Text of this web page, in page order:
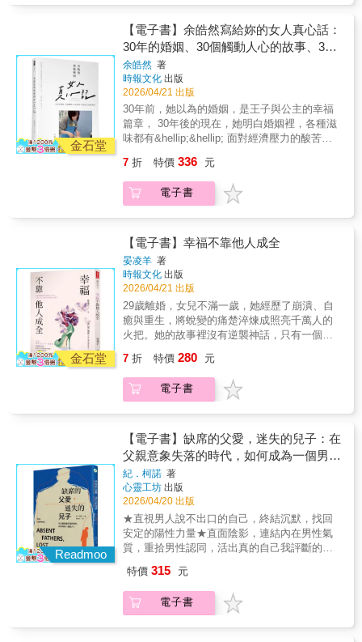
自己是對的時忍住不給予建議。◆父母都需要
學習的一項功課：在對子女說錯話或做錯事時
快點道歉，有時一、兩句真誠的道歉就能徹底
改變孩子的命運。◆與其勉強推著孩子往你覺
得對的方向走，不如相信「經驗會是更好的老
師」。◆即使不認同孩子的選擇，甚至無法贊
同，仍然可以深深地愛他們。◆孩子所置身的
文化不斷改變，父母若不知其差異，可能會忘
記自己是在完全不同的文化中長大的。◆了解
子女的文化與世代差異，有助於與孩子溝通和
孩子做出令人遺憾的選擇，不一定代表你是失
敗的父母。◆把孩子理當承受的後果拿走，就
是在把成長與改變的機會奪走。◆過度保護的
要」，但這會讓父母鼓勵孩子的依賴。◆不要
逼孩子在你與他們的新家庭之間做選擇。◆做
祖父母最棒的，就是可以不用再鑽進為人父母
的牛角尖，只把注意力放那些真正重要的事情
上。◆不管你有沒有錢留給繼承人，都要與孩
子溝通你的遺產計畫。當孩子成為大人，父母
也需要再「成長」一次！
鼓勵冷眼旁觀，而是教父母在責任歸屬清楚的
前提下給出支持、陪伴與情感上的穩定，讓孩
子知道：「你必須為自己的選擇負責，但你不
是孤單一個人。」差異愈來愈大，父母還能怎
麼愛孩子？本書不只適合成年子女的父母，也
歡迎成年子女與父母一同閱讀，享受共同理解
與對話的過程。祖父母也能從中獲益，例如學
習建立跨世代的家庭關係；而對兒童或青少年
的父母來說，本書同樣值得一讀——養育孩子
大多是為了幫助他們逐步獨立，而本書可以幫
準備。◆孩子對自己人生的想像，跟父母對他
人生的期待是不同的。◆父母在子女心目中，
會慢慢不再像子女在父母心目中一樣是首要角
自己是對的時忍住不給予建議。◆父母都需要
學習的一項功課：在對子女說錯話或做錯事時
快點道歉，有時一、兩句真誠的道歉就能徹底
改變孩子的命運。◆與其勉強推著孩子往你覺
得對的方向走，不如相信「經驗會是更好的老
師」。◆即使不認同孩子的選擇，甚至無法贊
同，仍然可以深深地愛他們。◆孩子所置身的
文化不斷改變，父母若不知其差異，可能會忘
記自己是在完全不同的文化中長大的。◆了解
連結，分辨哪些仗得打、哪些事讓它過去。◆
孩子做出令人遺憾的選擇，不一定代表你是失
敗的父母。◆把孩子理當承受的後果拿走，就
是在把成長與改變的機會奪走。◆過度保護的
父母常常拒絕放手，因為他們需要「被需
要」，但這會讓父母鼓勵孩子的依賴。◆不要
逼孩子在你與他們的新家庭之間做選擇。◆做
祖父母最棒的，就是可以不用再鑽進為人父母
的牛角尖，只把注意力放那些真正重要的事情
上。◆不管你有沒有錢留給繼承人，都要與孩
子溝通你的遺產計畫。當孩子成為大人，父母
也需要再「成長」一次！
「為了孩子，再忍一忍」的糾結？◆怎樣爭取
撫養權？◆怎樣降低父母離婚對孩子的傷害？
◆如何面對單親育兒的壓力？如何與前任相
處？ 本書不勸大家離婚，但要教你看清人生止
損的邊界；不替你做主，卻讓你擁有選擇的底
成甘甜；沒有大女主的包袱，只有真實可靠的
生存指南。
金石堂
【電子書】余皓然寫給妳的女人真心話：
30年的婚姻、30個觸動人心的故事、30
道用心烹調的料理
余皓然 著
時報文化 出版
2026/04/21 出版
30年前，她以為的婚姻，是王子與公主的幸福
篇章， 30年後的現在，她明白婚姻裡，各種滋
味都有&hellip;&hellip; 面對經濟壓力的酸苦、
身為公眾人物必須忍受的的異樣眼光、 一層一
層疊加、包覆著自己。 在這日日往復堆疊的時
光裡， 余皓然始終沒把自己忘記， 她用最堅毅
模樣。 她以最優雅美麗的身影，料理著婚姻生
活裡的大小事， 也用最純粹的愛，滋養著自
己， 才有今天在大家面前的她。 余皓然想和你
分享： 從今天開始，留一份愛給自己！ 妳將成
為，最璀璨的那顆珍珠。
7 折 特價 336 元
電子書
金石堂
【電子書】幸福不靠他人成全
晏凌羊 著
時報文化 出版
2026/04/21 出版
29歲離婚，女兒不滿一歲，她經歷了崩潰、自
癒與重生，將蛻變的痛楚淬煉成照亮千萬人的
火把。她的故事裡沒有逆襲神話，只有一個普
活-而這樣的故事，你也一定能夠做到。
如果你正在經歷婚姻裡的至暗時刻，這本書將
「為了孩子，再忍一忍」的糾結？◆怎樣爭取
撫養權？◆怎樣降低父母離婚對孩子的傷害？
◆如何面對單親育兒的壓力？如何與前任相
處？ 本書不勸大家離婚，但要教你看清人生止
損的邊界；不替你做主，卻讓你擁有選擇的底
成甘甜；沒有大女主的包袱，只有真實可靠的
生存指南。
7 折 特價 280 元
電子書
Readmoo
【電子書】缺席的父愛，迷失的兒子：在
父親意象失落的時代，如何成為一個男
人？
紀．柯諾 著
心靈工坊 出版
2026/04/20 出版
★直視男人說不出口的自己，終結沉默，找回
安定的陽性力量★直面陰影，連結內在男性氣
質，重拾男性認同，活出真的自己我評斷的不
兒子的角色就是要終結這沉默。 ──紀．柯諾沉
默、壓抑、花心、逞英雄……，這些常見的男
性行為，在榮格心理分析師紀．柯諾眼裡，很
特價 315 元
電子書